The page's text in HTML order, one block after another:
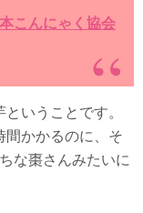
こんにゃく協会
いうことです。
間かかるのに、そ
な棗さんみたいに